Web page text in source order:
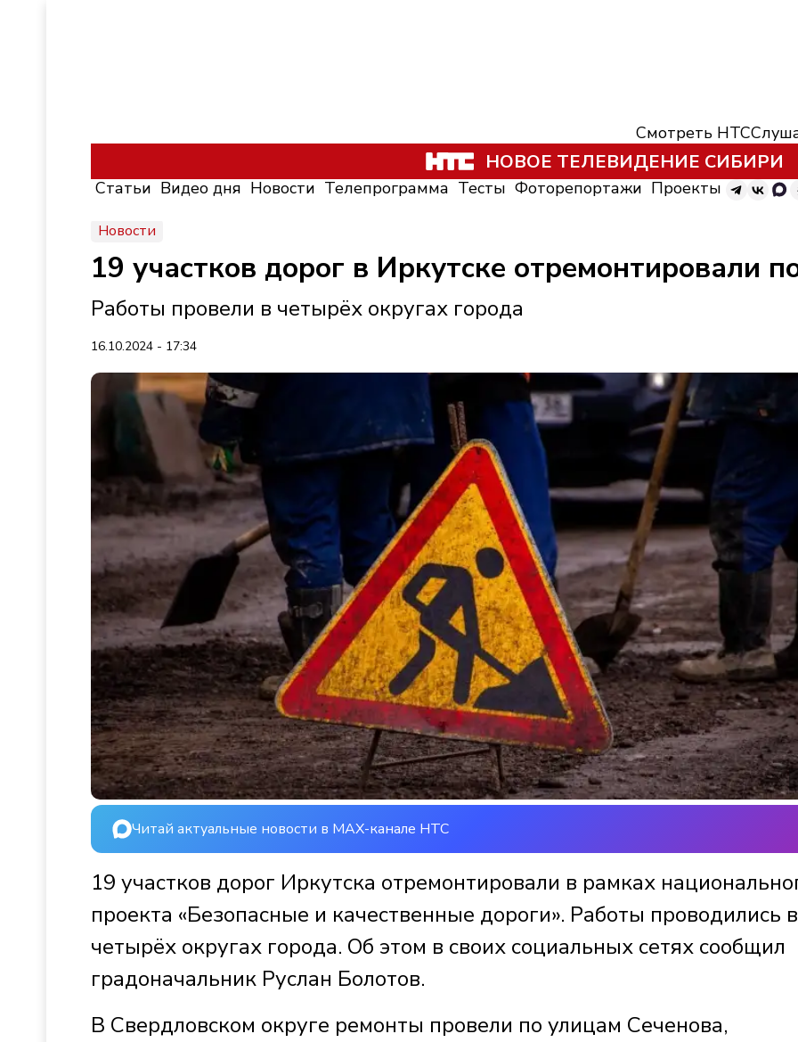
Смотреть НТС
НОВОЕ ТЕЛЕВИДЕНИЕ СИБИРИ
Статьи Видео дня Новости Телепрограмма Тесты Фоторепортажи Проекты
Новости
19 участков дорог в Иркутске отремонтировали
Работы провели в четырёх округах города
16.10.2024 - 17:34
Читай актуальные новости в MAX-канале НТС
19 участков дорог Иркутска отремонтировали в рамках
проекта «Безопасные и качественные дороги». Работы проводились в
четырёх округах города. Об этом в своих социальных сетях сообщил
градоначальник Руслан Болотов.
В Свердловском округе ремонты провели по улицам Сеченова,